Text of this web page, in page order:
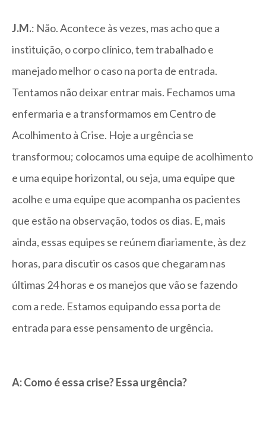
J.M.: Não. Acontece às vezes, mas acho que a
instituição, o corpo clínico, tem trabalhado e
manejado melhor o caso na porta de entrada.
Tentamos não deixar entrar mais. Fechamos uma
enfermaria e a transformamos em Centro de
Acolhimento à Crise. Hoje a urgência se
transformou; colocamos uma equipe de acolhimento
e uma equipe horizontal, ou seja, uma equipe que
acolhe e uma equipe que acompanha os pacientes
que estão na observação, todos os dias. E, mais
ainda, essas equipes se reúnem diariamente, às dez
horas, para discutir os casos que chegaram nas
últimas 24 horas e os manejos que vão se fazendo
com a rede. Estamos equipando essa porta de
entrada para esse pensamento de urgência.
A: Como é essa crise? Essa urgência?